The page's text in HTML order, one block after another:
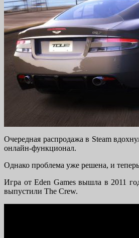
Очередная распродажа в Steam
онлайн-функционал.
Однако проблема уже решена, и
Игра от Eden Games вышла в 2011
выпустили The Crew.